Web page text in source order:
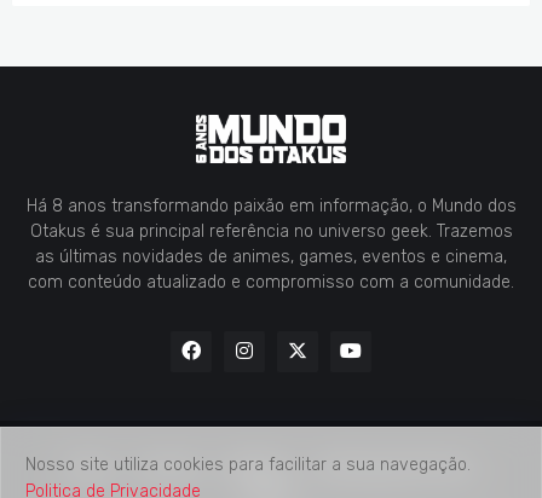
Há 8 anos transformando paixão em informação, o Mundo dos
Otakus é sua principal referência no universo geek. Trazemos
as últimas novidades de animes, games, eventos e cinema,
com conteúdo atualizado e compromisso com a comunidade.
Home Contato Midia Kit
Verificação de Fatos
Nosso site utiliza cookies para facilitar a sua navegação.
Politica de Privacidade